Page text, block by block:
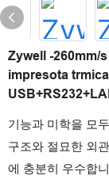
Zywell -260mm/
impresota trmica
기능과 미학을 모
구조와 절묘한 외
에 충분히 우수합